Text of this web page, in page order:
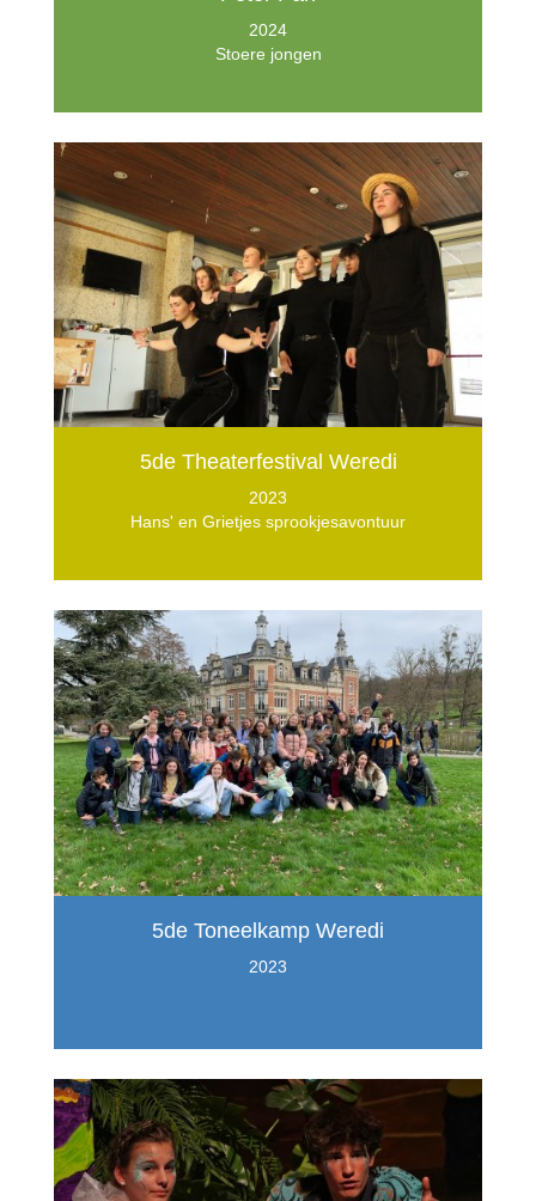
2024
Stoere jongen
5de Theaterfestival Weredi
2023
Hans' en Grietjes sprookjesavontuur
5de Toneelkamp Weredi
2023